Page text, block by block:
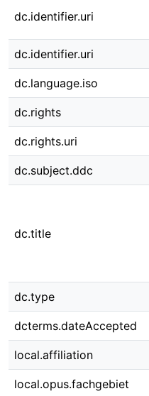
dc.identifier.uri
dc.identifier.uri
dc.language.iso
dc.rights
dc.rights.uri
dc.subject.ddc
dc.title
dc.type
dcterms.dateAccepted
local.affiliation
local.opus.fachgebiet